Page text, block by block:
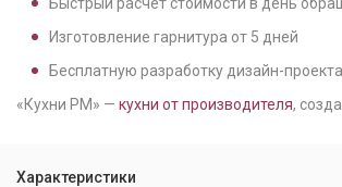
Изготовление гарнитура от 5 дней
Бесплатную разработку дизайн-проекта
«Кухни РМ» — кухни от производителя,
Характеристики